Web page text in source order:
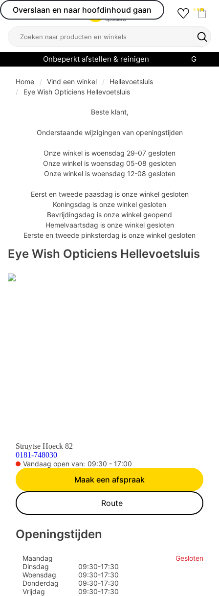
Overslaan en naar hoofdinhoud gaan
Open menu
Zoeken
Onbeperkt afstellen & reinigen
Home Vind een winkel
Hellevoetsluis
Eye Wish Opticiens Hellevoetsluis
Beste klant,
Onderstaande wijzigingen van openingstijden
Onze winkel is woensdag 29-07 gesloten
Onze winkel is woensdag 05-08 gesloten
Onze winkel is woensdag 12-08 gesloten
Eerst en tweede paasdag is onze winkel gesloten
Koningsdag is onze winkel gesloten
Bevrijdingsdag is onze winkel geopend
Hemelvaartsdag is onze winkel gesloten
Eerste en tweede pinksterdag is onze winkel gesloten
Eye Wish Opticiens Hellevoetsluis
Struytse Hoeck 82
0181-748030
Vandaag open van: 09:30 - 17:00
Maak een afspraak
Route
Openingstijden
Maandag
Gesloten
Dinsdag
09:30-17:30
Woensdag
09:30-17:30
Donderdag
09:30-17:30
Vrijdag
09:30-17:30